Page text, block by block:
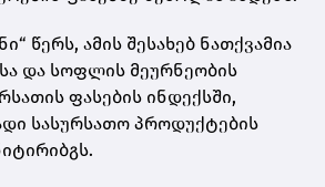
წერს, ამის შესახებ ნათქვამია
და სოფლის მეურნეობის
ფასების ინდექსში,
სასურსათო პროდუქტების